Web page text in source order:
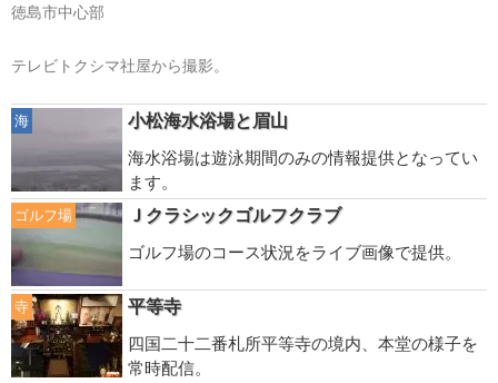
徳島市中心部
テレビトクシマ社屋から撮影。
海
小松海水浴場と眉山
海水浴場は遊泳期間のみの情報提供となってい
ます。
ゴルフ場
Ｊクラシックゴルフクラブ
ゴルフ場のコース状況をライブ画像で提供。
寺
平等寺
四国二十二番札所平等寺の境内、本堂の様子を
常時配信。